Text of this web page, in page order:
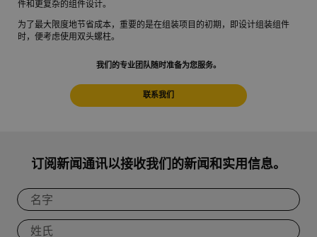
件和更复杂的组件设计。
为了最大限度地节省成本，重要的是在组装项目的初期，即设计组装组件
时，便考虑使用双头螺柱。
我们的专业团队随时准备为您服务。
联系我们
订阅新闻通讯以接收我们的新闻和实用信息。